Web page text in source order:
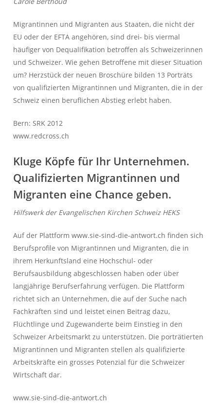
Migrantinnen und Migranten aus Staaten, die nicht der
EU oder der EFTA angehören, sind drei- bis viermal
häufiger von Dequalifikation betroffen als Schweizerinnen
und Schweizer. Wie gehen Betroffene mit dieser Situation
um? Herzstück der neuen Broschüre bilden 13 Porträts
von qualifizierten Migrantinnen und Migranten, die in der
Schweiz einen beruflichen Abstieg erlebt haben.
Bern: SRK 2012
www.redcross.ch
Kluge Köpfe für Ihr Unternehmen.
Qualifizierten Migrantinnen und
Migranten eine Chance geben.
Hilfswerk der Evangelischen Kirchen Schweiz HEKS
Auf der Plattform www.sie-sind-die-antwort.ch finden sich
Berufsprofile von Migrantinnen und Migranten, die in
ihrem Herkunftsland eine Hochschul- oder
Berufsausbildung abgeschlossen haben oder über
langjährige Berufserfahrung verfügen. Die Plattform
richtet sich an Unternehmen, die auf der Suche nach
Fachkräften sind und leistet einen Beitrag dazu,
Flüchtlinge und Zugewanderte beim Einstieg in den
Schweizer Arbeitsmarkt zu unterstützen. Die porträtierten
Migrantinnen und Migranten stellen als qualifizierte
Arbeitskräfte ein grosses Potenzial für die Schweizer
Wirtschaft dar.
www.sie-sind-die-antwort.ch